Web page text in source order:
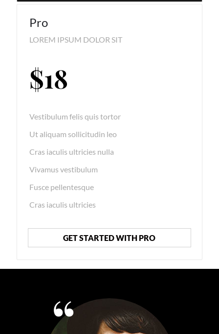
Pro
LOREM IPSUM DOLOR SIT
$18
Vestibulum felis quis tortor
Ut aliquam sollicitudin leo
Cras iaculis ultricies nulla
Vivamus vestibulum
Fusce pellentesque
Cras iaculis ultricies
GET STARTED WITH PRO